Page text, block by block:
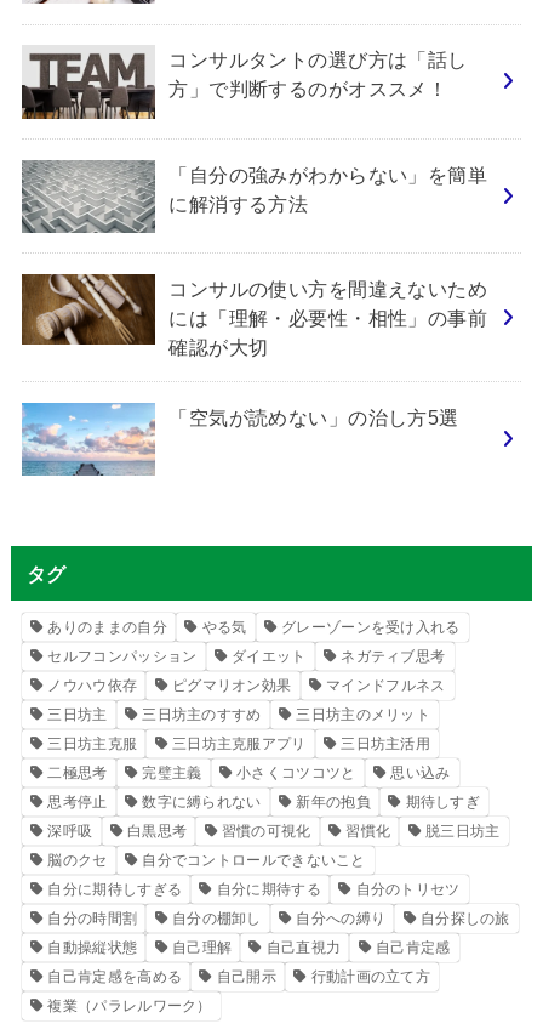
コンサルタントの選び方は「話し
方」で判断するのがオススメ！
「自分の強みがわからない」を簡単
に解消する方法
コンサルの使い方を間違えないため
には「理解・必要性・相性」の事前
確認が大切
「空気が読めない」の治し方5選
タグ
ありのままの自分 やる気
グレーゾーンを受け入れる
セルフコンパッション
ダイエット
ネガティブ思考
ノウハウ依存
ピグマリオン効果
マインドフルネス
三日坊主
三日坊主のすすめ
三日坊主のメリット
三日坊主克服
三日坊主克服アプリ
三日坊主活用
二極思考
完璧主義 小さくコツコツと
思い込み
思考停止
数字に縛られない 新年の抱負
期待しすぎ
深呼吸
白黒思考 習慣の可視化 習慣化
脱三日坊主
脳のクセ
自分でコントロールできないこと
自分に期待しすぎる
自分に期待する
自分のトリセツ
自分の時間割
自分の棚卸し 自分への縛り
自分探しの旅
自動操縦状態
自己理解 自己直視力
自己肯定感
自己肯定感を高める
自己開示
行動計画の立て方
複業（パラレルワーク）